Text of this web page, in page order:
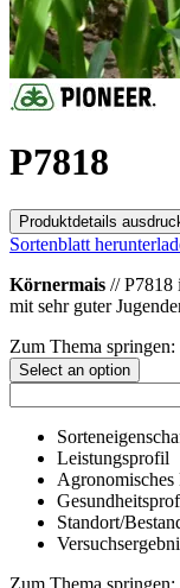
P7818
Produktdetails
Sortenblatt
Körnermais // P7818
mit sehr guter
Zum Thema springen:
Select an option
Leistungsprofil
Agronomisches
Standort/